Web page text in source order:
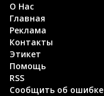
О Нас
Главная
Реклама
Контакты
Этикет
Помощь
RSS
Сообщить об ошибке